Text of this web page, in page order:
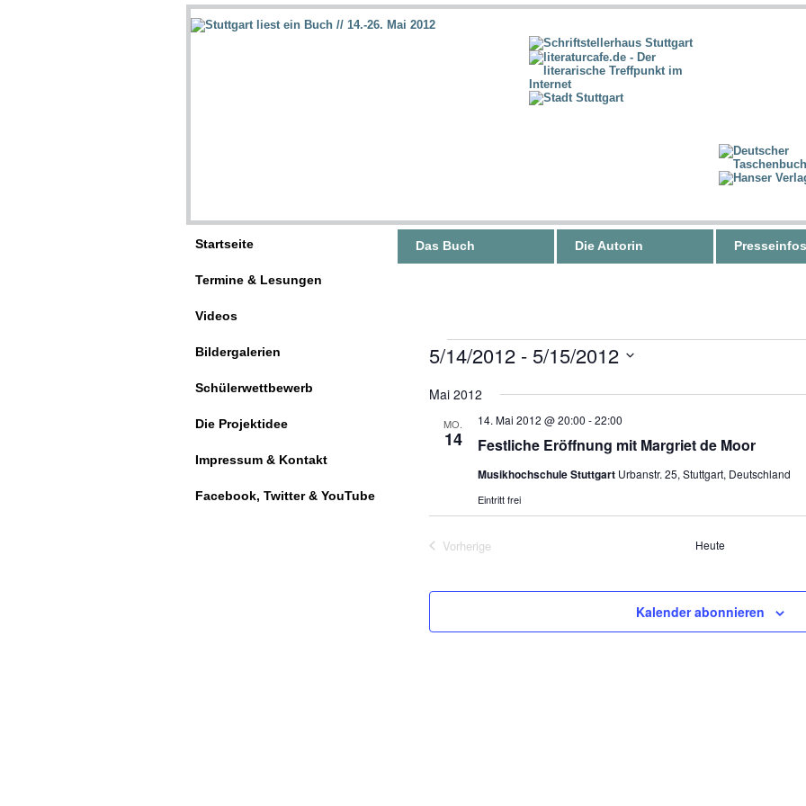
Das Buch Die Autorin Presseinfos
5/14/2012 - 5/15/2012
wählen.
Mai 2012
MO.
14 Festliche Eröffnung mit Margriet de Moor
14. Mai 2012 @ 20:00 -22:00
Musikhochschule Stuttgart Urbanstr. 25, Stuttgart, Deutschland
Eintritt frei
Vorherige
Heute
Kalender abonnieren
Startseite
Termine & Lesungen
Videos
Bildergalerien
Schülerwettbewerb
Die Projektidee
Impressum & Kontakt
Facebook, Twitter & YouTube